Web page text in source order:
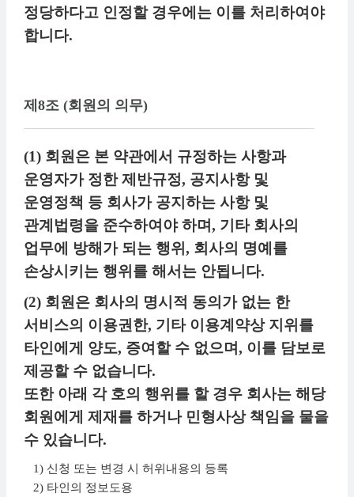
정당하다고 인정할 경우에는 이를 처리하여야
합니다.
제8조 (회원의 의무)
(1) 회원은 본 약관에서 규정하는 사항과
운영자가 정한 제반규정, 공지사항 및
운영정책 등 회사가 공지하는 사항 및
관계법령을 준수하여야 하며, 기타 회사의
업무에 방해가 되는 행위, 회사의 명예를
손상시키는 행위를 해서는 안됩니다.
(2) 회원은 회사의 명시적 동의가 없는 한
서비스의 이용권한, 기타 이용계약상 지위를
타인에게 양도, 증여할 수 없으며, 이를 담보로
제공할 수 없습니다.
또한 아래 각 호의 행위를 할 경우 회사는 해당
회원에게 제재를 하거나 민형사상 책임을 물을
수 있습니다.
1) 신청 또는 변경 시 허위내용의 등록
2) 타인의 정보도용